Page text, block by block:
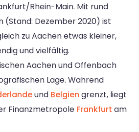
Rhein-Main. Mit rund
(Stand: Dezember 2020) ist
zu Aachen etwas kleiner,
und vielfältig.
Aachen und Offenbach
Lage. Während
und Belgien grenzt, liegt
Finanzmetropole Frankfurt am